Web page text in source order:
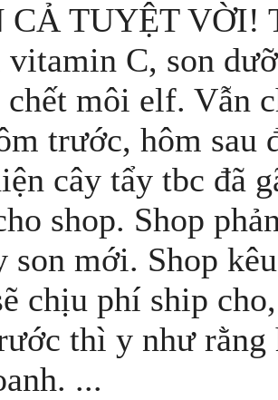
CẢ TUYỆT VỜI!
vitamin C, son
chết môi elf. Vẫn
trước, hôm sau
cây tẩy tbc đã
shop. Shop
son mới. Shop
chịu phí ship
thì y như rằng
...